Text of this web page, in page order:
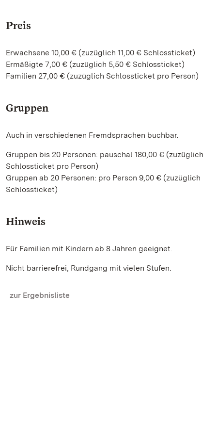
Preis
Erwachsene 10,00 € (zuzüglich 11,00 € Schlossticket)
Ermäßigte 7,00 € (zuzüglich 5,50 € Schlossticket)
Familien 27,00 € (zuzüglich Schlossticket pro Person)
Gruppen
Auch in verschiedenen Fremdsprachen buchbar.
Gruppen bis 20 Personen: pauschal 180,00 € (zuzüglich
Schlossticket pro Person)
Gruppen ab 20 Personen: pro Person 9,00 € (zuzüglich
Schlossticket)
Hinweis
Für Familien mit Kindern ab 8 Jahren geeignet.
Nicht barrierefrei, Rundgang mit vielen Stufen.
zur Ergebnisliste